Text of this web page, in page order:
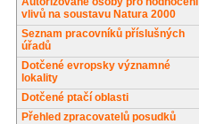
vlivů na soustavu Natura 2000
Seznam pracovníků příslušných
úřadů
Dotčené evropsky významné
lokality
Dotčené ptačí oblasti
Přehled zpracovatelů posudků